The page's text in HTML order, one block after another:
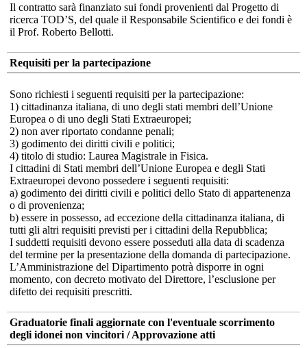
Il contratto sarà finanziato sui fondi provenienti dal Progetto di
ricerca TOD’S, del quale il Responsabile Scientifico e dei fondi è
il Prof. Roberto Bellotti.
Requisiti per la partecipazione
Sono richiesti i seguenti requisiti per la partecipazione:
1) cittadinanza italiana, di uno degli stati membri dell’Unione
Europea o di uno degli Stati Extraeuropei;
2) non aver riportato condanne penali;
3) godimento dei diritti civili e politici;
4) titolo di studio: Laurea Magistrale in Fisica.
I cittadini di Stati membri dell’Unione Europea e degli Stati
Extraeuropei devono possedere i seguenti requisiti:
a) godimento dei diritti civili e politici dello Stato di appartenenza
o di provenienza;
b) essere in possesso, ad eccezione della cittadinanza italiana, di
tutti gli altri requisiti previsti per i cittadini della Repubblica;
I suddetti requisiti devono essere posseduti alla data di scadenza
del termine per la presentazione della domanda di partecipazione.
L’Amministrazione del Dipartimento potrà disporre in ogni
momento, con decreto motivato del Direttore, l’esclusione per
difetto dei requisiti prescritti.
Graduatorie finali aggiornate con l'eventuale scorrimento
degli idonei non vincitori / Approvazione atti